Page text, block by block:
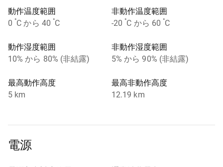
動作温度範囲
0 °C から 40 °C
非動作温度範囲
-20 °C から 60 °C
動作湿度範囲
10% から 80% (非結露)
非動作湿度範囲
5% から 90% (非結露)
最高動作高度
5 km
最高非動作高度
12.19 km
電源